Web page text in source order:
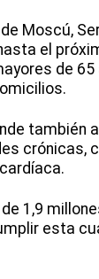
Moscú,
el
de 65
también
crónicas,
1,9
esta